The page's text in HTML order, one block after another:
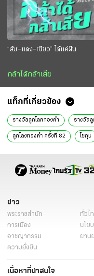
“ส้ม–แดง–เขียว” ได้แค่ฝัน
กล้าได้กล้าเสีย
แท็กที่เกี่ยวข้อง
รางวัลลูกโลกทองคำ รางวัล
ลูกโลงทองคำ ครั้งที่ 82 โชกุน
ข่าวหน้า1 ซีรีส์ Shogun
ข่าว
พระราชสำนัก ทั่วไ
การเมือง
นโย
อาชญากรรม
ยาน
ความยั่งยืน
เนื้อหาที่น่าสนใจ